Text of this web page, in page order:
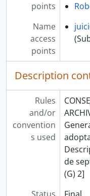
points
Name
access
points
Description
Rules
and/or
convention
s used
de
(G) 2]